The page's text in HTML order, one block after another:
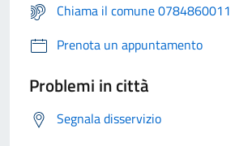
Chiama il comune 0784860011
Prenota un appuntamento
Problemi in città
Segnala disservizio